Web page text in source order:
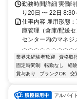
勤務時間詳細 実働
り20日 〜 22日 8:30
仕事内容 雇用形態
庫管理（倉庫/配送
センター内のマネジ
業界未経験者歓迎 資格取
固定時間制
転勤なし 経
賞与あり
ブランクOK 交
アルバイ